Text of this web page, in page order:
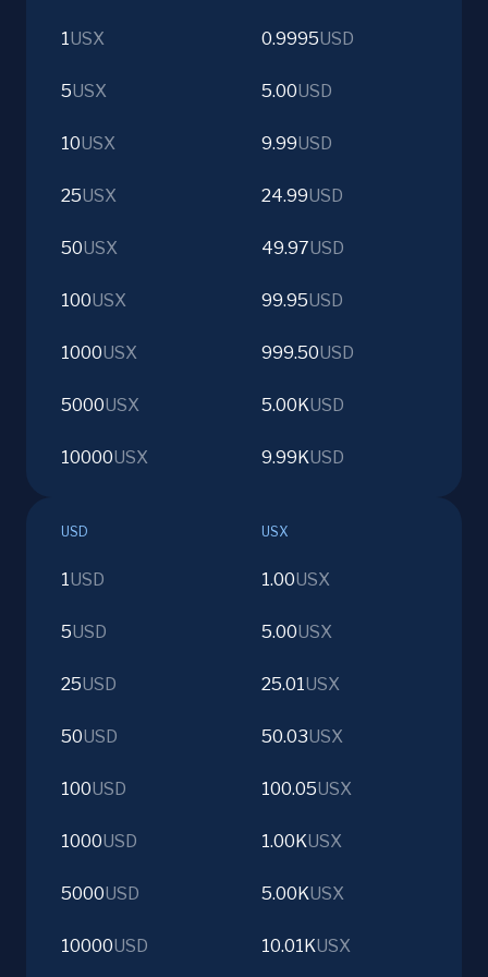
1USX 0.9995USD
5USX 5.00USD
10USX 9.99USD
25USX 24.99USD
50USX 49.97USD
100USX 99.95USD
1000USX 999.50USD
5000USX 5.00KUSD
10000USX 9.99KUSD
USD USX
1USD 1.00USX
5USD 5.00USX
25USD 25.01USX
50USD 50.03USX
100USD 100.05USX
1000USD 1.00KUSX
5000USD 5.00KUSX
10000USD 10.01KUSX